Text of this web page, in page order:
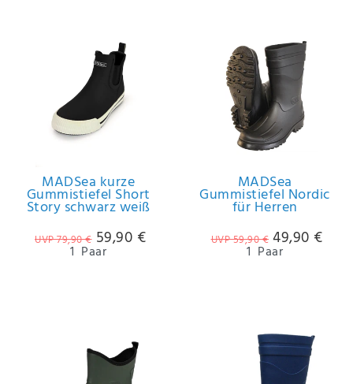
MADSea kurze
Gummistiefel Short
Story schwarz weiß
UVP 79,90 € 59,90 €
1 Paar
MADSea
Gummistiefel Nordic
für Herren
UVP 59,90 € 49,90 €
1 Paar